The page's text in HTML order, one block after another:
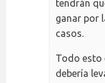
tendrán
ganar por
casos.
Todo esto
debería